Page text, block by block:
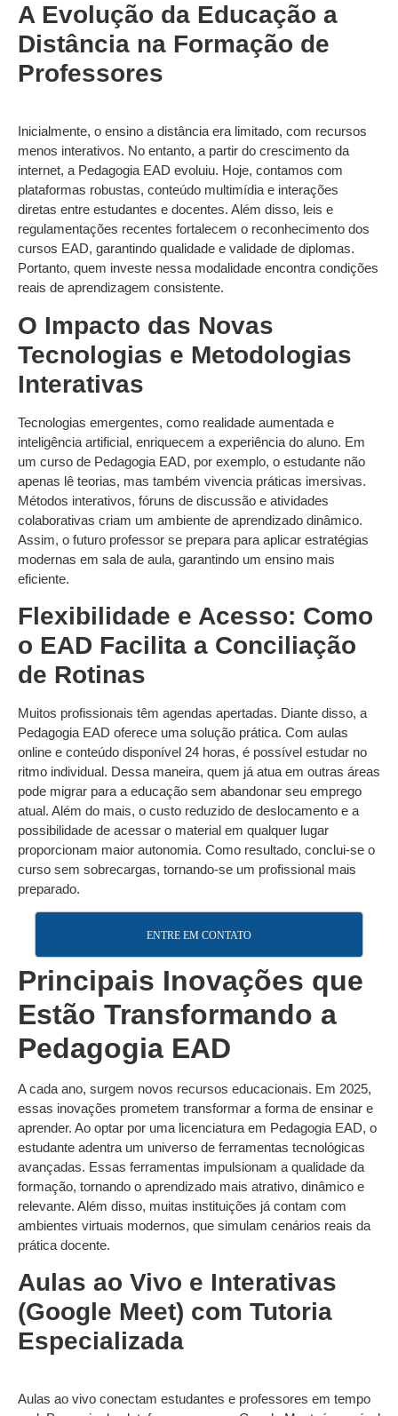
A Evolução da Educação a
Distância na Formação de
Professores
Inicialmente, o ensino a distância era limitado, com recursos
menos interativos. No entanto, a partir do crescimento da
internet, a Pedagogia EAD evoluiu. Hoje, contamos com
plataformas robustas, conteúdo multimídia e interações
diretas entre estudantes e docentes. Além disso, leis e
regulamentações recentes fortalecem o reconhecimento dos
cursos EAD, garantindo qualidade e validade de diplomas.
Portanto, quem investe nessa modalidade encontra condições
reais de aprendizagem consistente.
O Impacto das Novas
Tecnologias e Metodologias
Interativas
Tecnologias emergentes, como realidade aumentada e
inteligência artificial, enriquecem a experiência do aluno. Em
um curso de Pedagogia EAD, por exemplo, o estudante não
apenas lê teorias, mas também vivencia práticas imersivas.
Métodos interativos, fóruns de discussão e atividades
colaborativas criam um ambiente de aprendizado dinâmico.
Assim, o futuro professor se prepara para aplicar estratégias
modernas em sala de aula, garantindo um ensino mais
eficiente.
Flexibilidade e Acesso: Como
o EAD Facilita a Conciliação
de Rotinas
Muitos profissionais têm agendas apertadas. Diante disso, a
Pedagogia EAD oferece uma solução prática. Com aulas
online e conteúdo disponível 24 horas, é possível estudar no
ritmo individual. Dessa maneira, quem já atua em outras áreas
pode migrar para a educação sem abandonar seu emprego
atual. Além do mais, o custo reduzido de deslocamento e a
possibilidade de acessar o material em qualquer lugar
proporcionam maior autonomia. Como resultado, conclui-se o
curso sem sobrecargas, tornando-se um profissional mais
preparado.
ENTRE EM CONTATO
Principais Inovações que
Estão Transformando a
Pedagogia EAD
A cada ano, surgem novos recursos educacionais. Em 2025,
essas inovações prometem transformar a forma de ensinar e
aprender. Ao optar por uma licenciatura em Pedagogia EAD, o
estudante adentra um universo de ferramentas tecnológicas
avançadas. Essas ferramentas impulsionam a qualidade da
formação, tornando o aprendizado mais atrativo, dinâmico e
relevante. Além disso, muitas instituições já contam com
ambientes virtuais modernos, que simulam cenários reais da
prática docente.
Aulas ao Vivo e Interativas
(Google Meet) com Tutoria
Especializada
Aulas ao vivo conectam estudantes e professores em tempo